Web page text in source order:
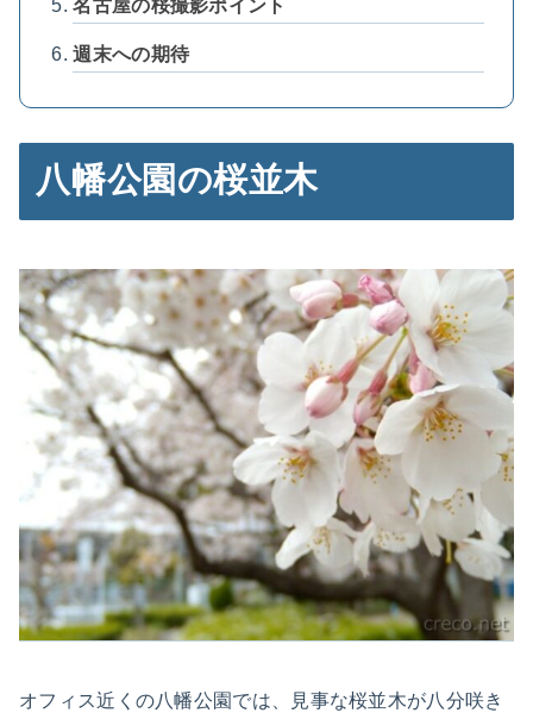
名古屋の桜撮影ポイント
週末への期待
八幡公園の桜並木
オフィス近くの八幡公園では、見事な桜並木が八分咲き